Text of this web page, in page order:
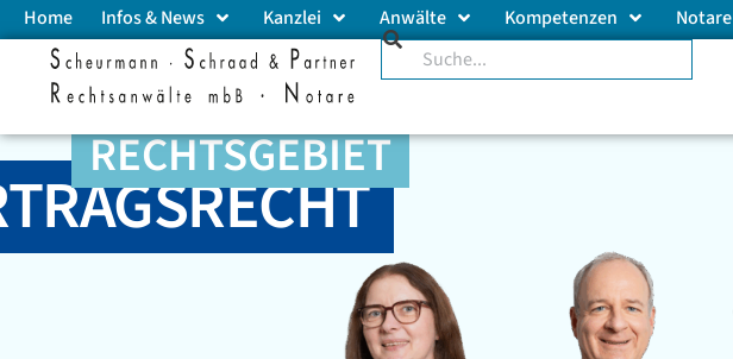
Home Infos & News Kanzlei Anwälte Kompetenzen Notare
RECHTSGEBIET